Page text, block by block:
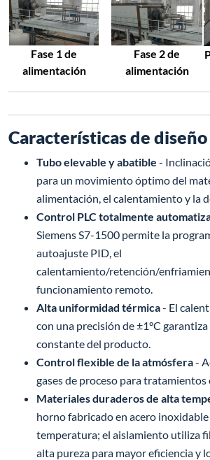
Fase 1 de
alimentación
Fase 2 de
alimentación
Características de diseño
Tubo elevable y abatible -
para un movimiento óptimo del
alimentación, el calentamiento y la
Control PLC totalmente
Siemens S7-1500 permite la
autoajuste PID, el
calentamiento/retención/
funcionamiento remoto.
Alta uniformidad térmica- El
con una precisión de ±1°C
constante del producto.
Control flexible de la atmósfera-
gases de proceso para tratamientos
Materiales duraderos de alta
horno fabricado en acero
temperatura; el aislamiento utiliza
alta pureza para mayor eficiencia y